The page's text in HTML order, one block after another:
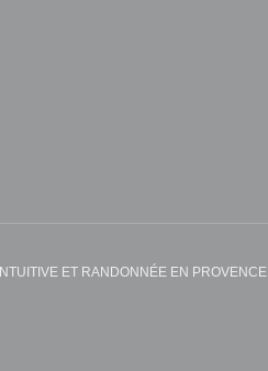
ET RANDONNÉE EN PROVENCE